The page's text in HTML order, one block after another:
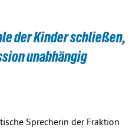
der Kinder schließen,
unabhängig
Sprecherin der Fraktion